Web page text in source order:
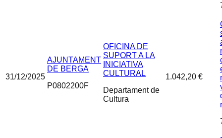
31/12/2025
AJUNTAMENT
DE BERGA
P0802200F
OFICINA DE
SUPORT A LA
INICIATIVA
CULTURAL
Departament de
Cultura
1.042,20 €